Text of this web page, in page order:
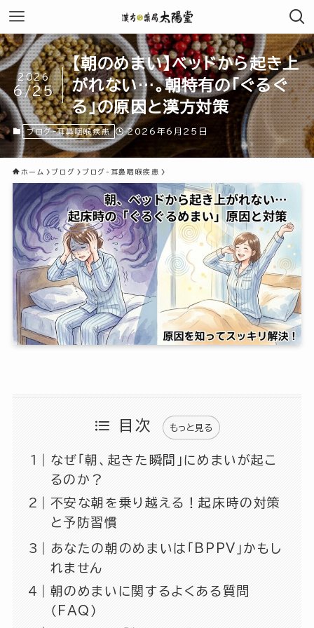
【朝のめまい】ベッドから起き上
がれない…。朝特有の「ぐるぐ
る」の原因と漢方対策
2026
6/25
ブログ-耳鼻咽喉疾患 2026年6月25日
ホーム ブログ ブログ-耳鼻咽喉疾患
目次 もっと見る
なぜ「朝、起きた瞬間」にめまいが起こ
るのか？
不安な朝を乗り越える！起床時の対策
と予防習慣
あなたの朝のめまいは「BPPV」かもし
れません
朝のめまいに関するよくある質問
（FAQ）